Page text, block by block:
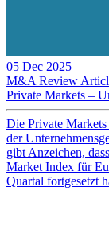
05 Dec 2025
M&A Review
Private Markets –
Die Private Markets
der
gibt Anzeichen,
Market Index für
Quartal fortgesetzt